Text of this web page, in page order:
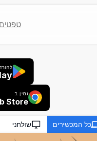
טפטים
זמין ב
Store
כל המכשירים שולחני